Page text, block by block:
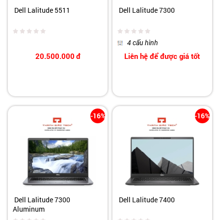
Dell Lalitude 5511
20.500.000 đ
Dell Lalitude 7300
4 cấu hình
Liên hệ để được giá tốt
-16%
Dell Lalitude 7300
Aluminum
-16%
Dell Lalitude 7400